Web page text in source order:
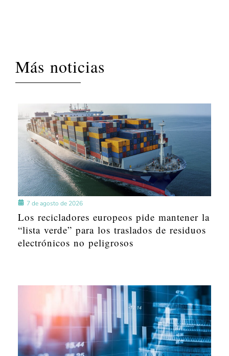
Más noticias
7 de agosto de 2026
Los recicladores europeos pide mantener la
“lista verde” para los traslados de residuos
electrónicos no peligrosos